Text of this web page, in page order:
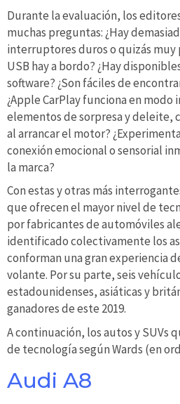
Durante la evaluación, los
muchas preguntas: ¿Hay
interruptores duros o quizás muy
USB hay a bordo? ¿Hay
software? ¿Son fáciles de
¿Apple CarPlay funciona en modo
elementos de sorpresa y deleite,
al arrancar el motor?
conexión emocional o sensorial
la marca?
Con estas y otras más
que ofrecen el mayor nivel de
por fabricantes de automóviles
identificado colectivamente los
conforman una gran experiencia
volante. Por su parte, seis
estadounidenses, asiáticas y
ganadores de este 2019.
A continuación, los autos y SUVs
de tecnología según Wards (en
Audi A8